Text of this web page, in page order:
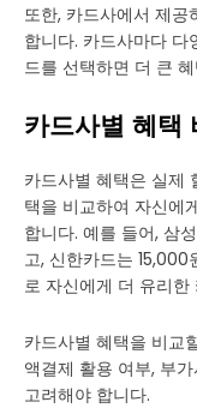
또한, 카드사에서 제
합니다. 카드사마다
드를 선택하면 더 큰
카드사별 혜택
카드사별 혜택은 실제
택을 비교하여 자신에
합니다. 예를 들어, 삼
고, 신한카드는
로 자신에게 더 유리
카드사별 혜택을 비교
액결제 활용 여부, 부
고려해야 합니다.